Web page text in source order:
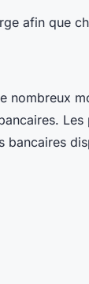
afin que
nombreux